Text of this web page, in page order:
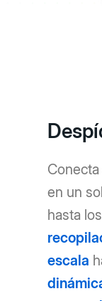
en un
hasta
escala